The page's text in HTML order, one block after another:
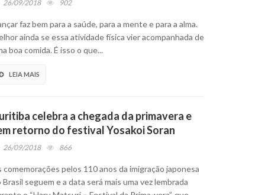
26/09/2018 902
faz bem para a saúde, para a mente e para a alma.
ainda se essa atividade física vier acompanhada de
boa comida. É isso o que...
LEIA MAIS
celebra a chegada da primavera e
retorno do festival Yosakoi Soran
26/09/2018 866
comemorações pelos 110 anos da imigração japonesa
Brasil seguem e a data será mais uma vez lembrada